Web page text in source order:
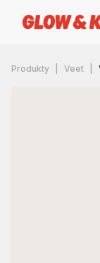
Produkty Veet